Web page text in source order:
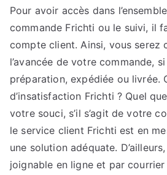
Pour avoir accès dans
commande Frichti ou le suivi, il
compte client. Ainsi, vous serez
l’avancée de votre commande,
préparation, expédiée ou livrée.
d’insatisfaction Frichti ? Quel
votre souci, s’il s’agit de votre
le service client Frichti est en
une solution adéquate.
joignable en ligne et par